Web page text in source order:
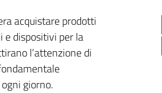
acquistare prodotti
e dispositivi per la
l’attenzione di
giorno.